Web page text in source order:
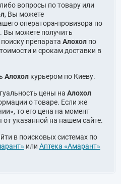
вопросы по товару или
, Вы можете
оператора-провизора по
. Вы можете получить
препарата Алохол по
и срокам доставки в
Алохол курьером по Киеву.
цены на Алохол
о товаре. Если же
то его цена на момент
указанной на нашем сайте.
в поисковых системах по
или Аптека «Амарант»